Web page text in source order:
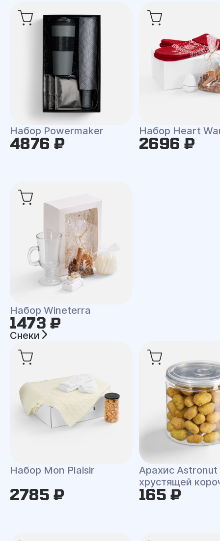
Набор Powermaker
4876 ₽
Набор Heart
2696 ₽
Набор Wineterra
1473 ₽
Снеки
Набор Mon Plaisir
2785 ₽
Арахис Astronut
хрустящей
165 ₽